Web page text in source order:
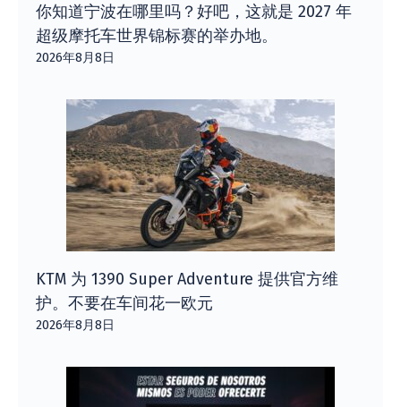
你知道宁波在哪里吗？好吧，这就是 2027 年
超级摩托车世界锦标赛的举办地。
2026年8月8日
KTM 为 1390 Super Adventure 提供官方维
护。不要在车间花一欧元
2026年8月8日